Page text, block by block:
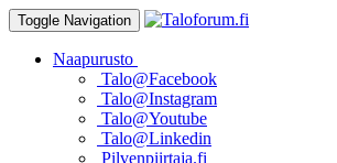
Toggle Navigation
Naapurusto
Talo@Facebook
Talo@Instagram
Talo@Youtube
Talo@Linkedin
Pilvenpiirtaja.fi